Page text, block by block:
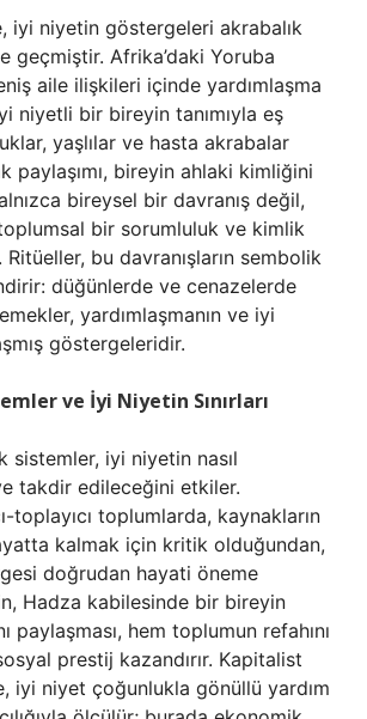
iyi niyetin göstergeleri akrabalık
geçmiştir. Afrika’daki Yoruba
aile ilişkileri içinde yardımlaşma
niyetli bir bireyin tanımıyla eş
yaşlılar ve hasta akrabalar
paylaşımı, bireyin ahlaki kimliğini
bireysel bir davranış değil,
bir sorumluluk ve kimlik
Ritüeller, bu davranışların sembolik
düğünlerde ve cenazelerde
yardımlaşmanın ve iyi
göstergeleridir.
ve İyi Niyetin Sınırları
sistemler, iyi niyetin nasıl
takdir edileceğini etkiler.
toplayıcı toplumlarda, kaynakların
kalmak için kritik olduğundan,
doğrudan hayati öneme
Hadza kabilesinde bir bireyin
paylaşması, hem toplumun refahını
prestij kazandırır. Kapitalist
iyi niyet çoğunlukla gönüllü yardım